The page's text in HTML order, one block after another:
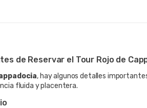
de Reservar el Tour Rojo de
, hay algunos detalles
fluida y placentera.